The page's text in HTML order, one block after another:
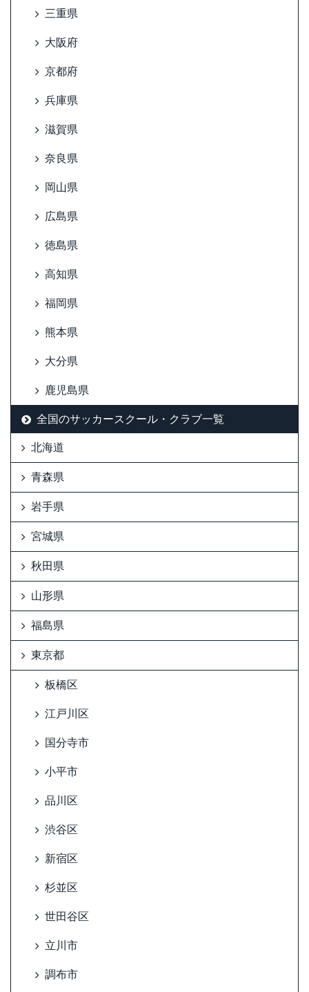
三重県
大阪府
京都府
兵庫県
滋賀県
奈良県
岡山県
広島県
徳島県
高知県
福岡県
熊本県
大分県
鹿児島県
全国のサッカースクール・クラブ一覧
北海道
青森県
岩手県
宮城県
秋田県
山形県
福島県
東京都
板橋区
江戸川区
国分寺市
小平市
品川区
渋谷区
新宿区
杉並区
世田谷区
立川市
調布市